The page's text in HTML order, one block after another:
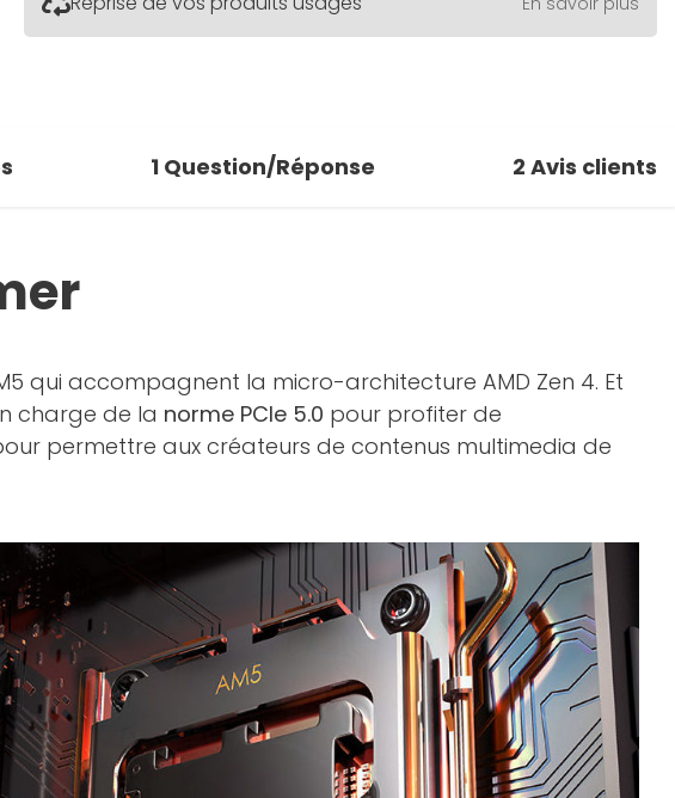
1 Question/Réponse 2 Avis clients
qui accompagnent la micro-architecture AMD Zen 4. Et
charge de la norme PCIe 5.0 pour profiter de
permettre aux créateurs de contenus multimedia de